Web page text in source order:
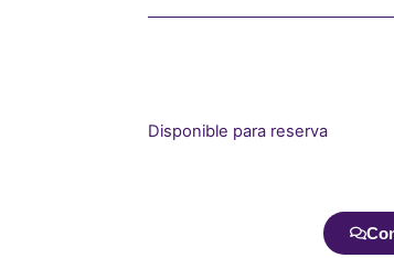
Disponible para reserva